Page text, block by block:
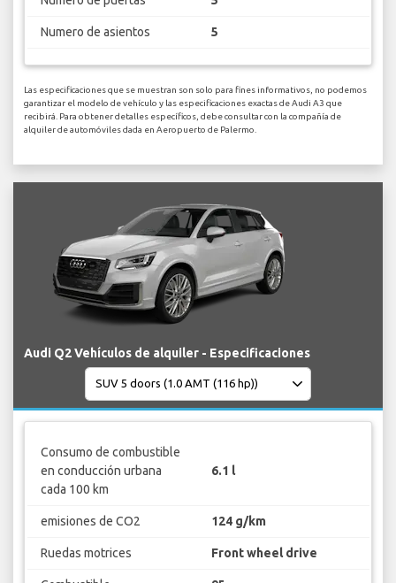
Numero de asientos 5
Las especificaciones que se muestran son solo para fines informativos, no podemos
garantizar el modelo de vehículo y las especificaciones exactas de Audi A3 que
recibirá. Para obtener detalles específicos, debe consultar con la compañía de
alquiler de automóviles dada en Aeropuerto de Palermo.
Audi Q2 Vehículos de alquiler - Especificaciones
Consumo de combustible
en conducción urbana
cada 100 km
6.1 l
emisiones de CO2 124 g/km
Ruedas motrices Front wheel drive